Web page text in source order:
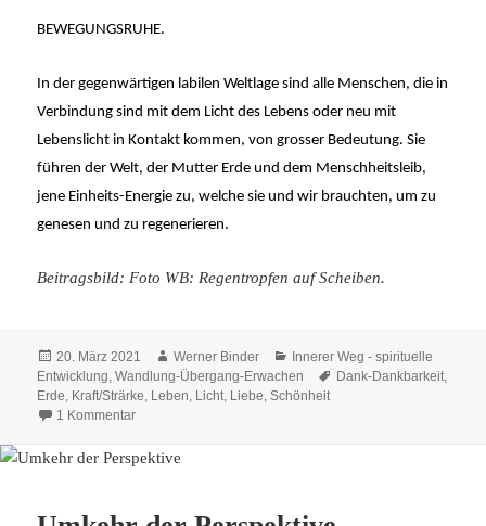
BEWEGUNGSRUHE.
In der gegenwärtigen labilen Weltlage sind alle Menschen, die in
Verbindung sind mit dem Licht des Lebens oder neu mit
Lebenslicht in Kontakt kommen, von grosser Bedeutung. Sie
führen der Welt, der Mutter Erde und dem Menschheitsleib,
jene Einheits-Energie zu, welche sie und wir brauchten, um zu
genesen und zu regenerieren.
Beitragsbild: Foto WB: Regentropfen auf Scheiben.
Veröffentlicht
am
20. März 2021 Autor
Werner Binder Kategorien
Innerer Weg - spirituelle
Entwicklung,Wandlung-Übergang-Erwachen Schlagwörter
Dank-Dankbarkeit,
Erde, Kraft/Strärke, Leben, Licht, Liebe,Schönheit
1 Kommentarzu Bewegungsruhe